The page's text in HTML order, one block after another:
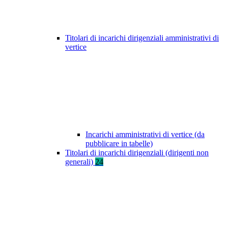
Titolari di incarichi dirigenziali amministrativi di
vertice
Incarichi amministrativi di vertice (da
pubblicare in tabelle)
Titolari di incarichi dirigenziali (dirigenti non
generali) 24